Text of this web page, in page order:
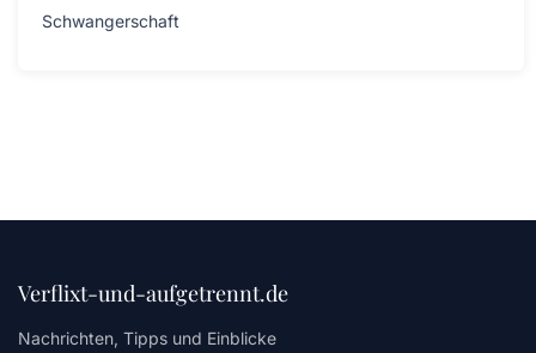
Schwangerschaft
Verflixt-und-aufgetrennt.de
Nachrichten, Tipps und Einblicke